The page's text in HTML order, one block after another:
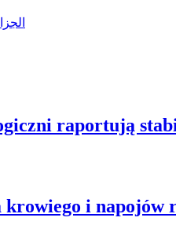
/
raportują
krowiego i